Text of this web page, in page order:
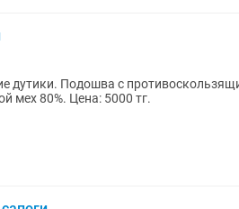
дутики. Подошва с
мех 80%. Цена: 5000 тг.